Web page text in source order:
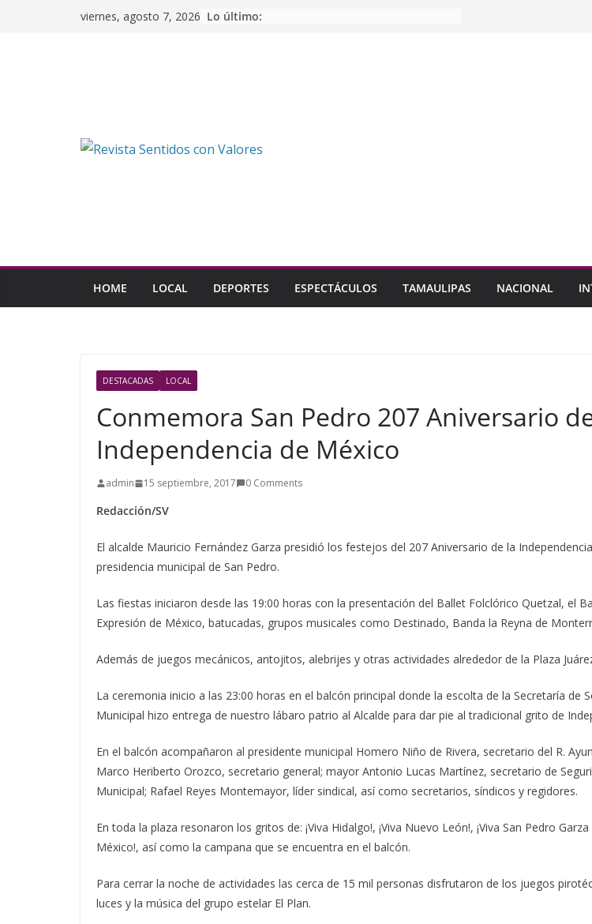
viernes, agosto 7, 2026 Lo último:
HOME LOCAL DEPORTES ESPECTÁCULOS TAMAULIPAS NACIONAL
DESTACADAS LOCAL
Conmemora San Pedro 207 Aniversario
Independencia de México
admin 15 septiembre, 2017 0 Comments
Redacción/SV
El alcalde Mauricio Fernández Garza presidió los festejos del 207 Aniversario de la
presidencia municipal de San Pedro.
Las fiestas iniciaron desde las 19:00 horas con la presentación del Ballet Folclórico Quetzal, el
Expresión de México, batucadas, grupos musicales como Destinado, Banda la Reyna de
Además de juegos mecánicos, antojitos, alebrijes y otras actividades alrededor de la Plaza
La ceremonia inicio a las 23:00 horas en el balcón principal donde la escolta de la Secretaría de
Municipal hizo entrega de nuestro lábaro patrio al Alcalde para dar pie al tradicional grito de
En el balcón acompañaron al presidente municipal Homero Niño de Rivera, secretario del R.
Marco Heriberto Orozco, secretario general; mayor Antonio Lucas Martínez, secretario de
Municipal; Rafael Reyes Montemayor, líder sindical, así como secretarios, síndicos y regidores.
En toda la plaza resonaron los gritos de: ¡Viva Hidalgo!, ¡Viva Nuevo León!, ¡Viva San Pedro Garza
México!, así como la campana que se encuentra en el balcón.
Para cerrar la noche de actividades las cerca de 15 mil personas disfrutaron de los juegos
luces y la música del grupo estelar El Plan.